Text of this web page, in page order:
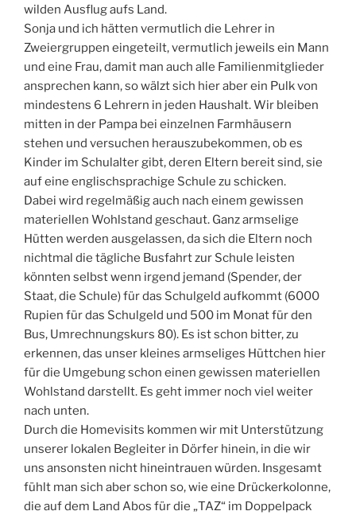
wilden Ausflug aufs Land.
Sonja und ich hätten vermutlich die Lehrer in
Zweiergruppen eingeteilt, vermutlich jeweils ein Mann
und eine Frau, damit man auch alle Familienmitglieder
ansprechen kann, so wälzt sich hier aber ein Pulk von
mindestens 6 Lehrern in jeden Haushalt. Wir bleiben
mitten in der Pampa bei einzelnen Farmhäusern
stehen und versuchen herauszubekommen, ob es
Kinder im Schulalter gibt, deren Eltern bereit sind, sie
auf eine englischsprachige Schule zu schicken.
Dabei wird regelmäßig auch nach einem gewissen
materiellen Wohlstand geschaut. Ganz armselige
Hütten werden ausgelassen, da sich die Eltern noch
nichtmal die tägliche Busfahrt zur Schule leisten
könnten selbst wenn irgend jemand (Spender, der
Staat, die Schule) für das Schulgeld aufkommt (6000
Rupien für das Schulgeld und 500 im Monat für den
Bus, Umrechnungskurs 80). Es ist schon bitter, zu
erkennen, das unser kleines armseliges Hüttchen hier
für die Umgebung schon einen gewissen materiellen
Wohlstand darstellt. Es geht immer noch viel weiter
nach unten.
Durch die Homevisits kommen wir mit Unterstützung
unserer lokalen Begleiter in Dörfer hinein, in die wir
uns ansonsten nicht hineintrauen würden. Insgesamt
fühlt man sich aber schon so, wie eine Drückerkolonne,
die auf dem Land Abos für die „TAZ“ im Doppelpack